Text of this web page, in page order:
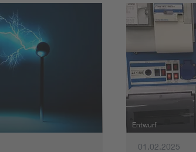
Information
Education +
Renewable
Environmental
Entwurf
01.02.2025